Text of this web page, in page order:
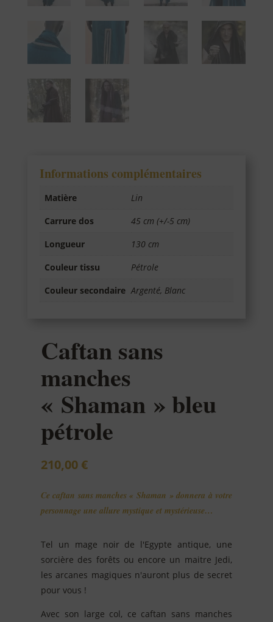
Informations complémentaires
Matière
Lin
Carrure dos
45 cm (+/-5 cm)
Longueur
130 cm
Couleur tissu
Pétrole
Couleur secondaire Argenté, Blanc
Caftan sans
manches
« Shaman » bleu
pétrole
210,00 €
Ce caftan sans manches « Shaman » donnera à votre
personnage une allure mystique et mystérieuse…
Tel un mage noir de l'Egypte antique, une
sorcière des forêts ou encore un maitre Jedi,
les arcanes magiques n'auront plus de secret
pour vous !
Avec son large col, ce caftan sans manches